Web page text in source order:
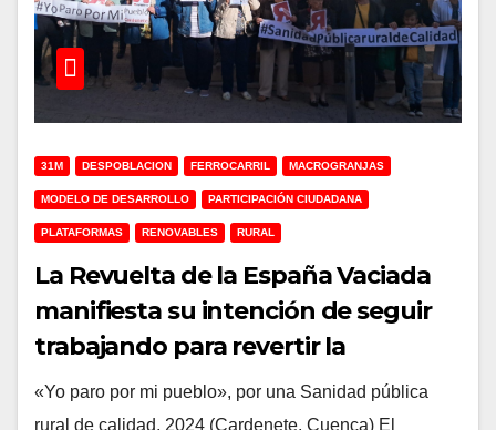
31M DESPOBLACION FERROCARRIL MACROGRANJAS
MODELO DE DESARROLLO PARTICIPACIÓN CIUDADANA
PLATAFORMAS RENOVABLES RURAL
La Revuelta de la España Vaciada
manifiesta su intención de seguir
trabajando para revertir la
despoblación
«Yo paro por mi pueblo», por una Sanidad pública
rural de calidad, 2024 (Cardenete, Cuenca) El